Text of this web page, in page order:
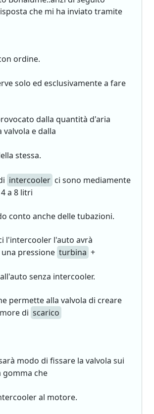
che mi ha inviato tramite
ordine.
solo ed esclusivamente a fare
dalla quantità d'aria
valvola e dalla
stessa.
intercooler ci sono mediamente
a 8 litri
conto anche delle tubazioni.
l'intercooler l'auto avrà
pressione turbina +
senza intercooler.
permette alla valvola di creare
di scarico
modo di fissare la valvola sui
gomma che
al motore.